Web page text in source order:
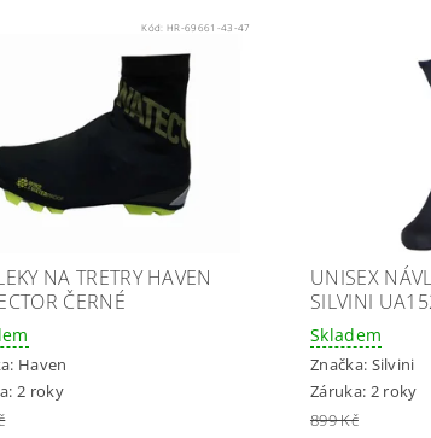
Kód: HR-69661-43-47
NA TRETRY HAVEN
ČERNÉ
Haven
2 roky
UNISEX
SILVINI
Skladem
Značka: Silvini
Záruka: 2 roky
899 Kč